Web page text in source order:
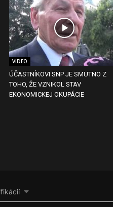
VIDEO
ÚČASTNÍKOVI SNP JE SMUTNO Z
TOHO, ŽE VZNIKOL STAV
EKONOMICKEJ OKUPÁCIE